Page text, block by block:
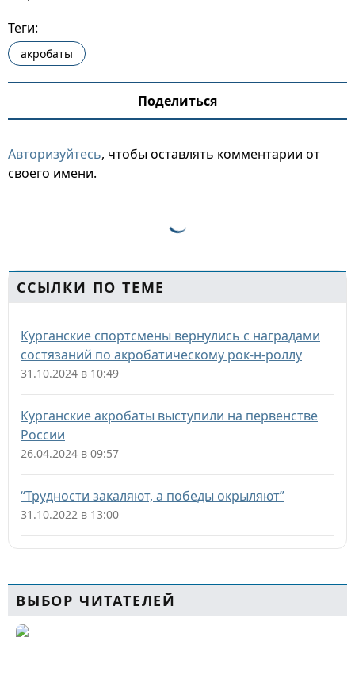
Теги:
акробаты
Поделиться
Авторизуйтесь, чтобы оставлять комментарии от
своего имени.
ССЫЛКИ ПО ТЕМЕ
Курганские спортсмены вернулись с наградами
состязаний по акробатическому рок-н-роллу
31.10.2024 в 10:49
Курганские акробаты выступили на первенстве
России
26.04.2024 в 09:57
“Трудности закаляют, а победы окрыляют”
31.10.2022 в 13:00
ВЫБОР ЧИТАТЕЛЕЙ